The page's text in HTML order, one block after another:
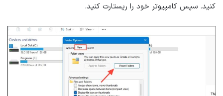
کنید. سپس کامپیوتر خود را ریستارت کنید.